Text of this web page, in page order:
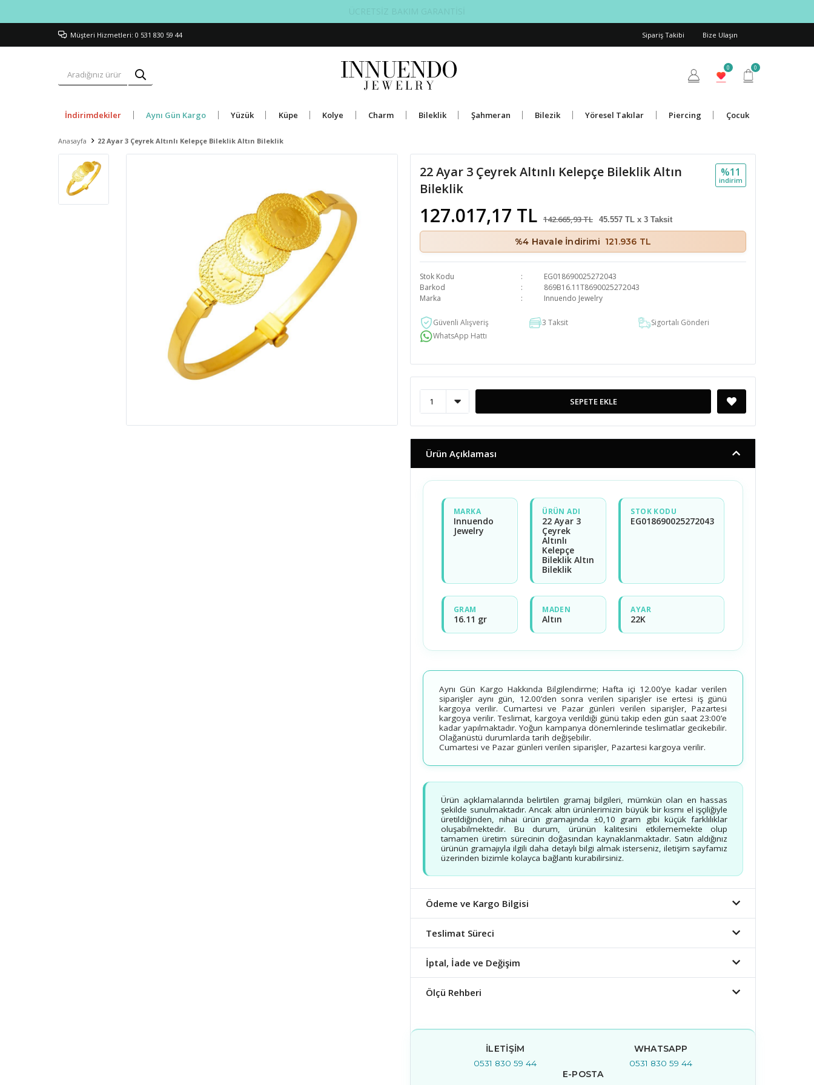
Müşteri Hizmetleri: 0 531 830 59 44 Sipariş Takibi Bize Ulaşın
0 0
İndirimdekiler Aynı Gün Kargo Yüzük Küpe Kolye Charm Bileklik Şahmeran Bilezik Yöresel Takılar Piercing Çocuk
Anasayfa 22 Ayar 3 Çeyrek Altınlı Kelepçe Bileklik Altın Bileklik
22 Ayar 3 Çeyrek Altınlı Kelepçe Bileklik Altın
Bileklik
127.017,17 TL 142.665,93 TL
%11
i̇ndi̇ri̇m
45.557 TL x 3 Taksit
%4 Havale İndirimi 121.936 TL
Stok Kodu
EG018690025272043
Barkod
869B16.11T8690025272043
Marka
Innuendo Jewelry
Güvenli Alışveriş 3 Taksit
Sigortalı Gönderi
WhatsApp Hattı
SEPETE EKLE
Ürün Açıklaması
MARKA
Innuendo
Jewelry
ÜRÜN ADI
22 Ayar 3
Çeyrek
Altınlı
Kelepçe
Bileklik Altın
Bileklik
STOK KODU
EG018690025272043
GRAM
16.11 gr
MADEN
Altın
AYAR
22K
Aynı Gün Kargo Hakkında Bilgilendirme; Hafta içi 12.00’ye kadar verilen
siparişler aynı gün, 12.00’den sonra verilen siparişler ise ertesi iş günü
kargoya verilir. Cumartesi ve Pazar günleri verilen siparişler, Pazartesi
kargoya verilir. Teslimat, kargoya verildiği günü takip eden gün saat 23:00’e
kadar yapılmaktadır. Yoğun kampanya dönemlerinde teslimatlar gecikebilir.
Olağanüstü durumlarda tarih değişebilir.
Cumartesi ve Pazar günleri verilen siparişler, Pazartesi kargoya verilir.
Ürün açıklamalarında belirtilen gramaj bilgileri, mümkün olan en hassas
şekilde sunulmaktadır. Ancak altın ürünlerimizin büyük bir kısmı el işçiliğiyle
üretildiğinden, nihai ürün gramajında ±0,10 gram gibi küçük farklılıklar
oluşabilmektedir. Bu durum, ürünün kalitesini etkilememekte olup
tamamen üretim sürecinin doğasından kaynaklanmaktadır. Satın aldığınız
ürünün gramajıyla ilgili daha detaylı bilgi almak isterseniz, iletişim sayfamız
üzerinden bizimle kolayca bağlantı kurabilirsiniz.
Ödeme ve Kargo Bilgisi
Teslimat Süreci
İptal, İade ve Değişim
Ölçü Rehberi
İLETIŞIM
0531 830 59 44
WHATSAPP
0531 830 59 44
E-POSTA